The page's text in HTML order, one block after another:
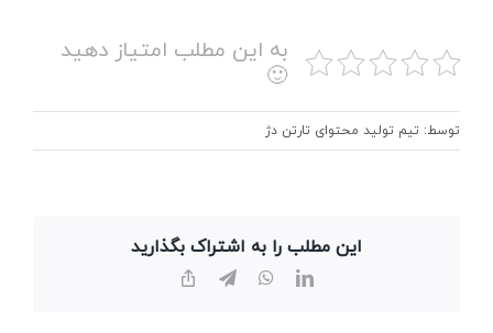
به این مطلب امتیاز دهید
🙂
توسط: تیم تولید محتوای تارتن دژ
این مطلب را به اشتراک بگذارید
LinkedIn
WhatsApp
Telegram